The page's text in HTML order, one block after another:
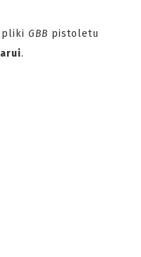
GBB pistoletu
.